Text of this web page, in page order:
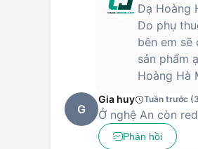
Dạ Hoàng
Do phụ
bên em
sản phẩm
Hoàng Hà
G
Gia huy Tuần trước
Ở nghệ An còn
Phản hồi